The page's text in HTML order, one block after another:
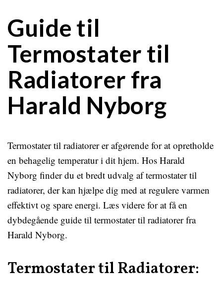
Guide til
Termostater til
Radiatorer fra
Harald Nyborg
Termostater til radiatorer er afgørende for at opretholde
en behagelig temperatur i dit hjem. Hos Harald
Nyborg finder du et bredt udvalg af termostater til
radiatorer, der kan hjælpe dig med at regulere varmen
effektivt og spare energi. Læs videre for at få en
dybdegående guide til termostater til radiatorer fra
Harald Nyborg.
Termostater til Radiatorer: